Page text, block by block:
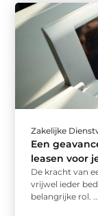
Zakelijke
Een
leasen voor
De kracht van
vrijwel ieder
belangrijke rol. ...